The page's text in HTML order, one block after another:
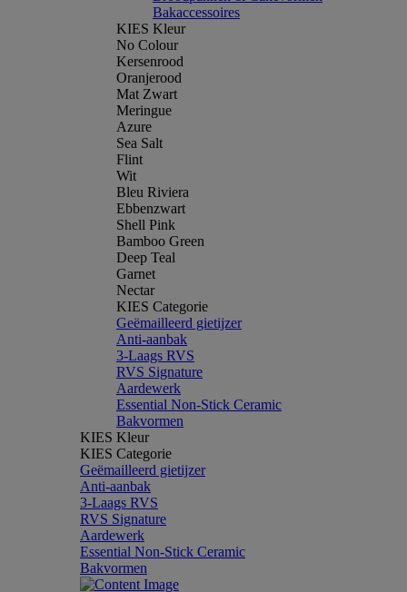
Bakaccessoires
KIES Kleur
No Colour
Kersenrood
Oranjerood
Mat Zwart
Meringue
Azure
Sea Salt
Flint
Wit
Bleu Riviera
Ebbenzwart
Shell Pink
Bamboo Green
Deep Teal
Garnet
Nectar
KIES Categorie
Geëmailleerd gietijzer
Anti-aanbak
3-Laags RVS
RVS Signature
Aardewerk
Essential Non-Stick Ceramic
Bakvormen
KIES Kleur
KIES Categorie
Geëmailleerd gietijzer
Anti-aanbak
3-Laags RVS
RVS Signature
Aardewerk
Essential Non-Stick Ceramic
Bakvormen